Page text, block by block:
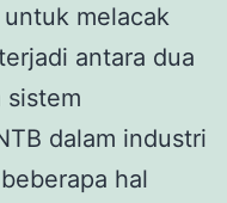
melacak
antara dua
sistem
dalam industri
hal